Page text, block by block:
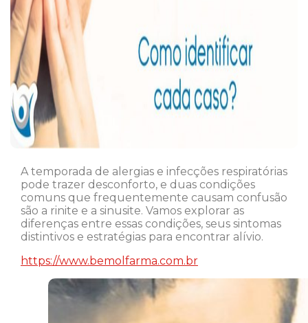
A temporada de alergias e infecções respiratórias
pode trazer desconforto, e duas condições
comuns que frequentemente causam confusão
são a rinite e a sinusite. Vamos explorar as
diferenças entre essas condições, seus sintomas
distintivos e estratégias para encontrar alívio.
https://www.bemolfarma.com.br